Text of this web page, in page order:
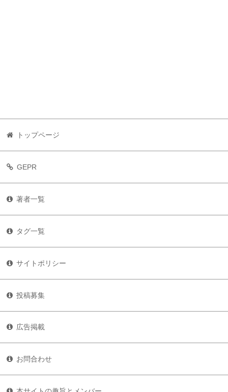
トップページ
GEPR
著者一覧
タグ一覧
サイトポリシー
投稿募集
広告掲載
お問合わせ